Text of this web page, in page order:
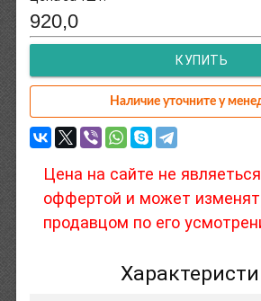
920,0
КУПИТЬ
Наличие уточните у
Цена на сайте не
оффертой и может
продавцом по его